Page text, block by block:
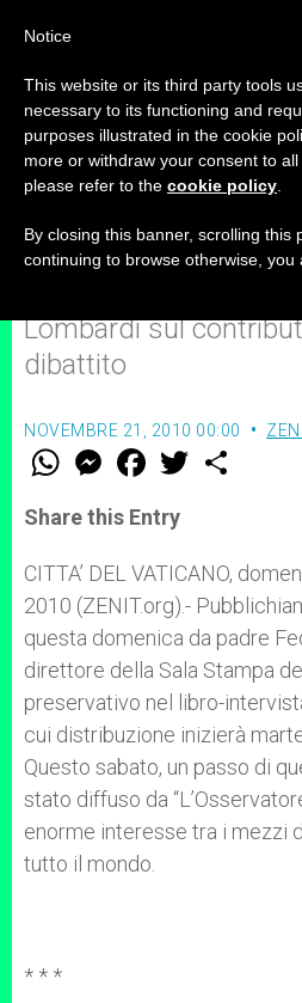
Nota vaticana
Pontefice sul
Lombardi sul
dibattito
NOVEMBRE 21, 2010 00:00
W
t
s
p
p
M
e
s
e
g
e
r
F
a
e
b
o
k
w
r
Share this Entry
CITTA’ DEL VATICANO,
2010 (ZENIT.org).-
questa domenica da padre
direttore della Sala Stampa
preservativo nel libro-
cui distribuzione inizierà
Questo sabato, un passo di
stato diffuso da
enorme interesse tra i mezzi
tutto il mondo.
* * *
Notice
This website or its third party tools
necessary to its functioning and
purposes illustrated in the cookie
more or withdraw your consent to
please refer to the cookie policy
By closing this banner, scrolling this
continuing to browse otherwise, you